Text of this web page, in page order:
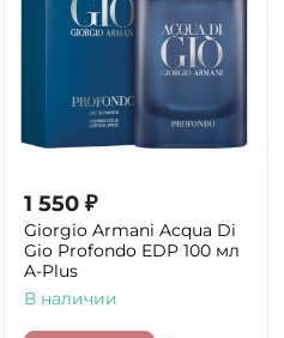
1 550 ₽
Giorgio Armani Acqua Di
Gio Profondo EDP 100 мл
A-Plus
В наличии